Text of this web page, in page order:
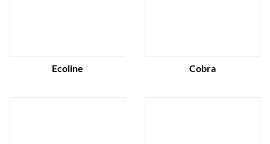
Ecoline Cobra